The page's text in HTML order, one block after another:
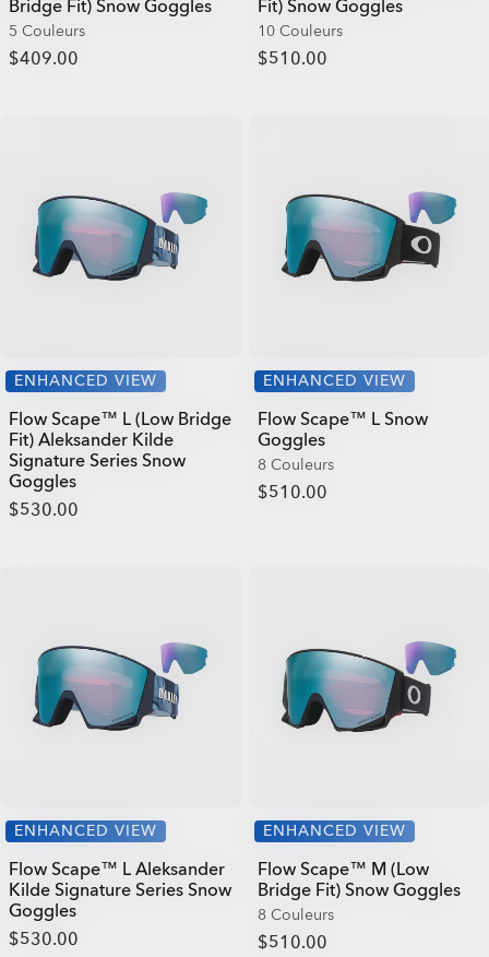
Bridge Fit) Snow Goggles
5 Couleurs
$409.00
Fit) Snow Goggles
10 Couleurs
$510.00
ENHANCED VIEW
Flow Scape™ L (Low Bridge
Fit) Aleksander Kilde
Signature Series Snow
Goggles
$530.00
ENHANCED VIEW
Flow Scape™ L Snow
Goggles
8 Couleurs
$510.00
ENHANCED VIEW
Flow Scape™ L Aleksander
Kilde Signature Series Snow
Goggles
$530.00
ENHANCED VIEW
Flow Scape™ M (Low
Bridge Fit) Snow Goggles
8 Couleurs
$510.00